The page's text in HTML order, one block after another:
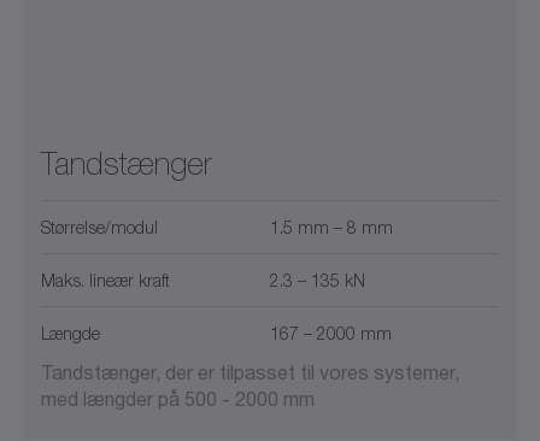
Tandstænger
Størrelse/modul 1.5 mm – 8 mm
Maks. lineær kraft 2.3 – 135 kN
Længde 167 – 2000 mm
Tandstænger, der er tilpasset til vores systemer,
med længder på 500 - 2000 mm